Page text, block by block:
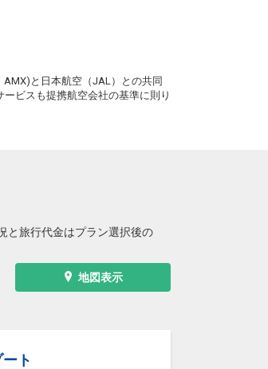
と日本航空（JAL）との共同
ビスも提携航空会社の基準に則り
と旅行代金はプラン選択後の
地図表示
ト